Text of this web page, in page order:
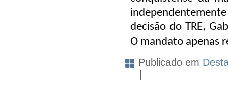
decisão do TRE,
O mandato apenas
Publicado em
|